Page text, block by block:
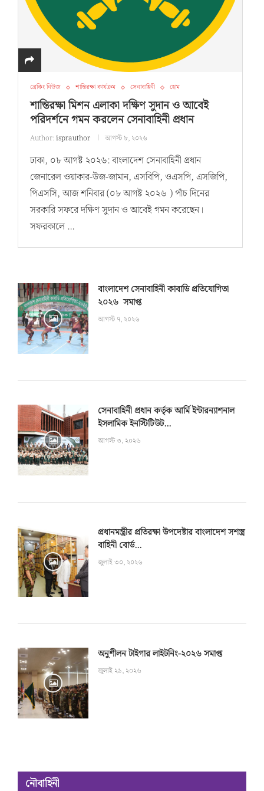
ব্রেকিং নিউজ শান্তিরক্ষা কার্যক্রম সেনাবাহিনী হোম
শান্তিরক্ষা মিশন এলাকা দক্ষিণ সুদান ও আবেই
পরিদর্শনে গমন করলেন সেনাবাহিনী প্রধান
Author:isprauthor আগস্ট ৮, ২০২৬
ঢাকা, ০৮ আগষ্ট ২০২৬: বাংলাদেশ সেনাবাহিনী প্রধান
জেনারেল ওয়াকার-উজ-জামান, এসবিপি, ওএসপি, এসজিপি,
পিএসসি, আজ শনিবার (০৮ আগষ্ট ২০২৬ ) পাঁচ দিনের
সরকারি সফরে দক্ষিণ সুদান ও আবেই গমন করেছেন।
সফরকালে …
বাংলাদেশ সেনাবাহিনী কাবাডি প্রতিযোগিতা
২০২৬ সমাপ্ত
আগস্ট ৭, ২০২৬
সেনাবাহিনী প্রধান কর্তৃক আর্মি ইন্টারন্যাশনাল
ইসলামিক ইনস্টিটিউট...
আগস্ট ৩, ২০২৬
প্রধানমন্ত্রীর প্রতিরক্ষা উপদেষ্টার বাংলাদেশ সশস্ত্র
বাহিনী বোর্ড...
জুলাই ৩০, ২০২৬
অনুশীলন টাইগার লাইটনিং-২০২৬ সমাপ্ত
জুলাই ২৯, ২০২৬
নৌবাহিনী